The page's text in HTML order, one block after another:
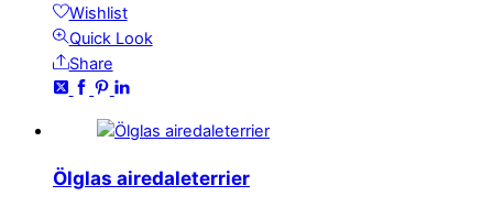
Wishlist
Quick Look
Share
Ölglas airedaleterrier